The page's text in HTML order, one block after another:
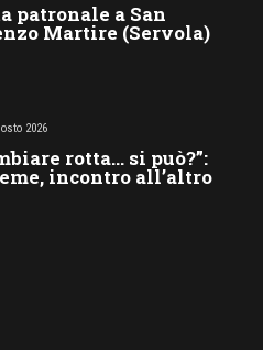
patronale a San
Martire (Servola)
2026
rotta… si può?”:
incontro all’altro